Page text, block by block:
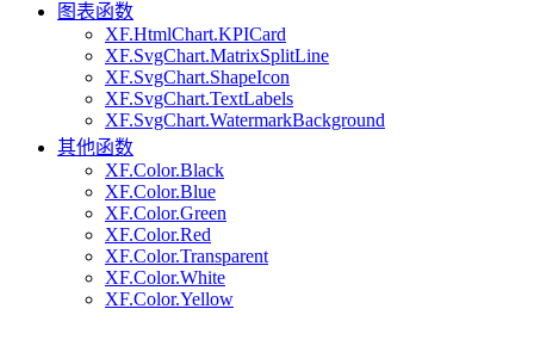
图表函数
XF.HtmlChart.KPICard
XF.SvgChart.MatrixSplitLine
XF.SvgChart.ShapeIcon
XF.SvgChart.TextLabels
XF.SvgChart.WatermarkBackground
其他函数
XF.Color.Black
XF.Color.Blue
XF.Color.Green
XF.Color.Red
XF.Color.Transparent
XF.Color.White
XF.Color.Yellow